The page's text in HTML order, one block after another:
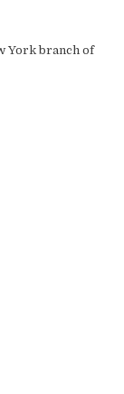
York branch of